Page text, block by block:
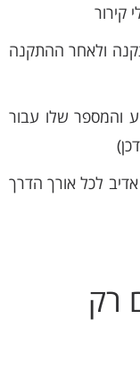
קירור
ולאחר ההתקנה
והמספר שלו עבור
לכל אורך הדרך
רק